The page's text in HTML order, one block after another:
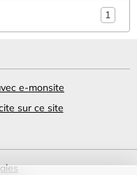
1
e-monsite
sur ce site